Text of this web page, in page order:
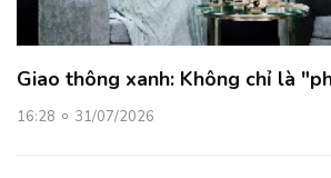
Giao thông xanh: Không chỉ là
16:28 31/07/2026